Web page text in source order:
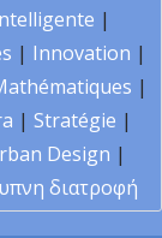
|
| Innovation |
|
| Stratégie |
Design |
διατροφή